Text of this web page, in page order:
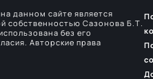
данном сайте является
собственностью Сазонова Б.Т.
без его
Авторские права